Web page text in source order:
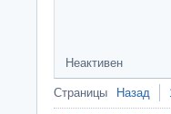
Неактивен
Страницы Назад